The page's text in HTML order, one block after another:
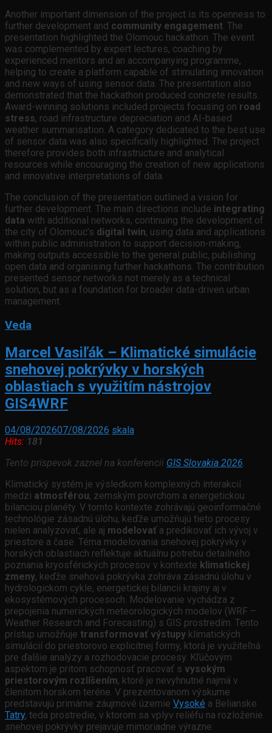
Another important dimension of the project is its openness to
further development and community engagement. The
presentation highlighted the Olomouc hackathon. The event
was complemented by expert lectures, coaching by
experienced mentors and an accompanying programme,
helping to create a platform capable of stimulating innovation
and new ways of using sensor data. The presentation also
demonstrated that the hackathon produced concrete results.
Award-winning solutions included projects focusing on road
stress, road infrastructure depreciation and AI-based
weather summarisation. A category dedicated to the best use
of sensor data was also specifically highlighted. The project
therefore provides both infrastructure and analytical
resources while encouraging the creation of new applications
and innovative interpretations of data.
The conclusion of the presentation outlined a vision for
further development. The main directions include integrating
data with additional networks, continuing the development of
the city of Olomouc’s digital twin, using data and applications
within public administration to support decision-making,
making outputs accessible to the general public, publishing
open data and organising further hackathons. The contribution
presented sensor networks not merely as a technical
solution, but as a foundation for broader data-driven urban
management.
Veda
Marcel Vasiľák – Klimatické simulácie
snehovej pokrývky v horských
oblastiach s využitím nástrojov
GIS4WRF
04/08/202607/08/2026 skala
Hits: 181
Tento príspevok zaznel na konferencii GIS Slovakia 2026.
Klimatický systém je výsledkom komplexných interakcií
medzi atmosférou, zemským povrchom a energetickou
bilanciou planéty. V tomto kontexte zohrávajú geoinformačné
technológie zásadnú úlohu, keďže umožňujú tieto procesy
nielen analyzovať, ale aj modelovaťa predikovať ich vývoj v
priestore a čase. Téma modelovania snehovej pokrývky v
horských oblastiach reflektuje aktuálnu potrebu detailného
poznania kryosférických procesov v kontexte klimatickej
zmeny, keďže snehová pokrývka zohráva zásadnú úlohu v
hydrologickom cykle, energetickej bilancii krajiny aj v
ekosystémových procesoch. Modelovanie vychádza z
prepojenia numerických meteorologických modelov (WRF –
Weather Research and Forecasting) s GIS prostredím. Tento
prístup umožňuje transformovať výstupy klimatických
simulácií do priestorovo explicitnej formy, ktorá je využiteľná
pre ďalšie analýzy a rozhodovacie procesy. Kľúčovým
aspektom je pritom schopnosť pracovať s vysokým
priestorovým rozlíšením, ktoré je nevyhnutné najmä v
členitom horskom teréne. V prezentovanom výskume
predstavujú primárne záujmové územie Vysoké a Belianske
Tatry, teda prostredie, v ktorom sa vplyv reliéfu na rozloženie
snehovej pokrývky prejavuje mimoriadne výrazne.